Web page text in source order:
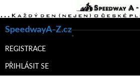
SpeedwayA-Z.cz
K
WEBU
REGISTRACE
PŘIHLÁSIT SE